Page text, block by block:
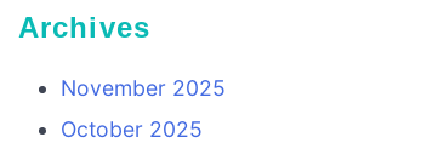
Archives
November 2025
October 2025